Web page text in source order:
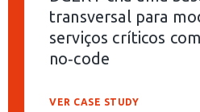
transversal para
serviços críticos
no‑code
VER CASE STUDY